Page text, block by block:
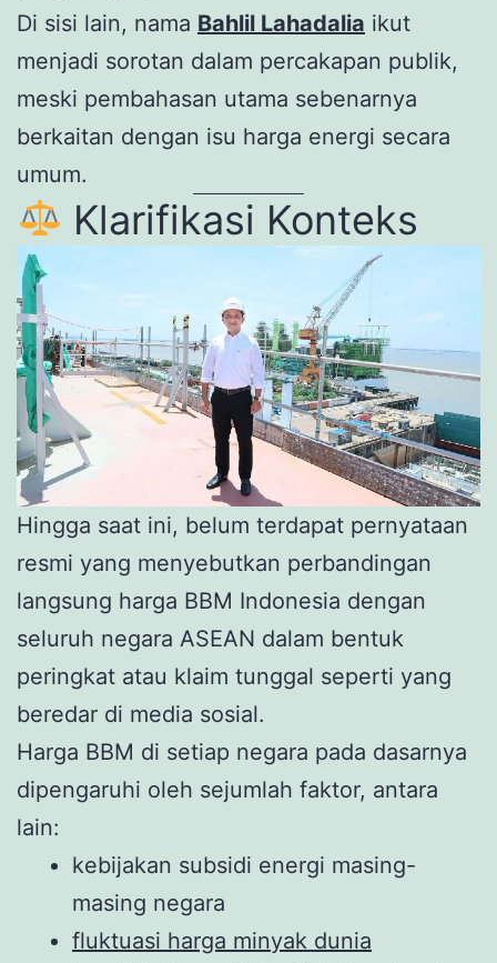
Di sisi lain, nama Bahlil Lahadalia ikut
menjadi sorotan dalam percakapan publik,
meski pembahasan utama sebenarnya
berkaitan dengan isu harga energi secara
umum.
Klarifikasi Konteks
Hingga saat ini, belum terdapat pernyataan
resmi yang menyebutkan perbandingan
langsung harga BBM Indonesia dengan
seluruh negara ASEAN dalam bentuk
peringkat atau klaim tunggal seperti yang
beredar di media sosial.
Harga BBM di setiap negara pada dasarnya
dipengaruhi oleh sejumlah faktor, antara
lain:
kebijakan subsidi energi masing-
masing negara
fluktuasi harga minyak dunia